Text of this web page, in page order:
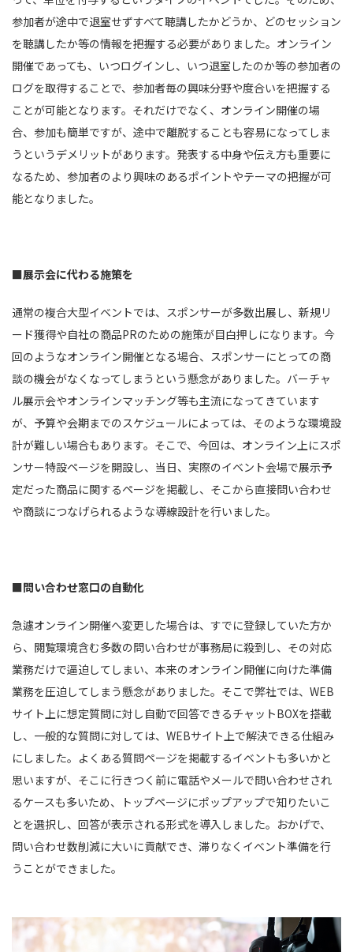
参加者が途中で退室せずすべて聴講したかどうか、どのセッション
を聴講したか等の情報を把握する必要がありました。オンライン
開催であっても、いつログインし、いつ退室したのか等の参加者の
ログを取得することで、参加者毎の興味分野や度合いを把握する
ことが可能となります。それだけでなく、オンライン開催の場
合、参加も簡単ですが、途中で離脱することも容易になってしま
うというデメリットがあります。発表する中身や伝え方も重要に
なるため、参加者のより興味のあるポイントやテーマの把握が可
能となりました。
■展示会に代わる施策を
通常の複合大型イベントでは、スポンサーが多数出展し、新規リ
ード獲得や自社の商品PRのための施策が目白押しになります。今
回のようなオンライン開催となる場合、スポンサーにとっての商
談の機会がなくなってしまうという懸念がありました。バーチャ
ル展示会やオンラインマッチング等も主流になってきています
が、予算や会期までのスケジュールによっては、そのような環境設
計が難しい場合もあります。そこで、今回は、オンライン上にスポ
ンサー特設ページを開設し、当日、実際のイベント会場で展示予
定だった商品に関するページを掲載し、そこから直接問い合わせ
や商談につなげられるような導線設計を行いました。
■問い合わせ窓口の自動化
急遽オンライン開催へ変更した場合は、すでに登録していた方か
ら、閲覧環境含む多数の問い合わせが事務局に殺到し、その対応
業務だけで逼迫してしまい、本来のオンライン開催に向けた準備
業務を圧迫してしまう懸念がありました。そこで弊社では、 WEB
サイト上に想定質問に対し自動で回答できるチャットBOXを搭載
し、一般的な質問に対しては、 WEBサイト上で解決できる仕組み
にしました。よくある質問ページを掲載するイベントも多いかと
思いますが、そこに行きつく前に電話やメールで問い合わせされ
るケースも多いため、トップページにポップアップで知りたいこ
とを選択し、回答が表示される形式を導入しました。おかげで、
問い合わせ数削減に大いに貢献でき、滞りなくイベント準備を行
うことができました。